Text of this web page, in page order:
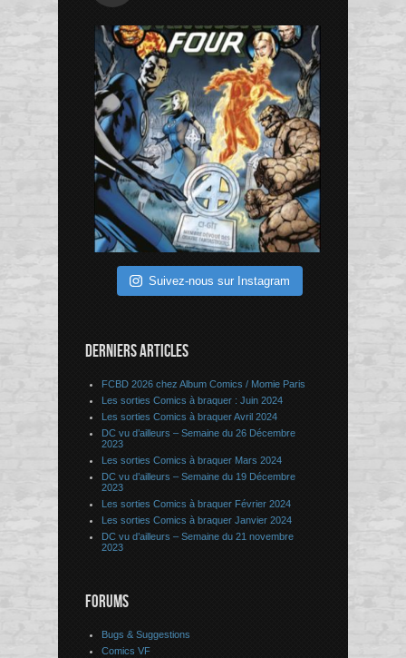
Suivez-nous sur Instagram
DERNIERS ARTICLES
FCBD 2026 chez Album Comics / Momie Paris
Les sorties Comics à braquer : Juin 2024
Les sorties Comics à braquer Avril 2024
DC vu d’ailleurs – Semaine du 26 Décembre
2023
Les sorties Comics à braquer Mars 2024
DC vu d’ailleurs – Semaine du 19 Décembre
2023
Les sorties Comics à braquer Février 2024
Les sorties Comics à braquer Janvier 2024
DC vu d’ailleurs – Semaine du 21 novembre
2023
FORUMS
Bugs & Suggestions
Comics VF